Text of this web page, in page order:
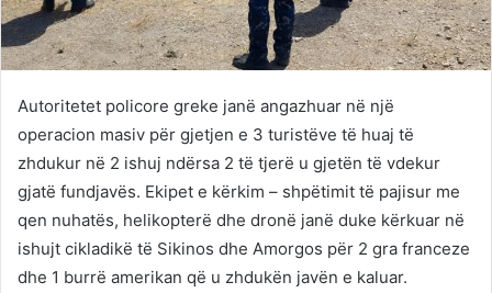
Autoritetet policore greke janë angazhuar në një
operacion masiv për gjetjen e 3 turistëve të huaj të
zhdukur në 2 ishuj ndërsa 2 të tjerë u gjetën të vdekur
gjatë fundjavës. Ekipet e kërkim – shpëtimit të pajisur me
qen nuhatës, helikopterë dhe dronë janë duke kërkuar në
ishujt cikladikë të Sikinos dhe Amorgos për 2 gra franceze
dhe 1 burrë amerikan që u zhdukën javën e kaluar.